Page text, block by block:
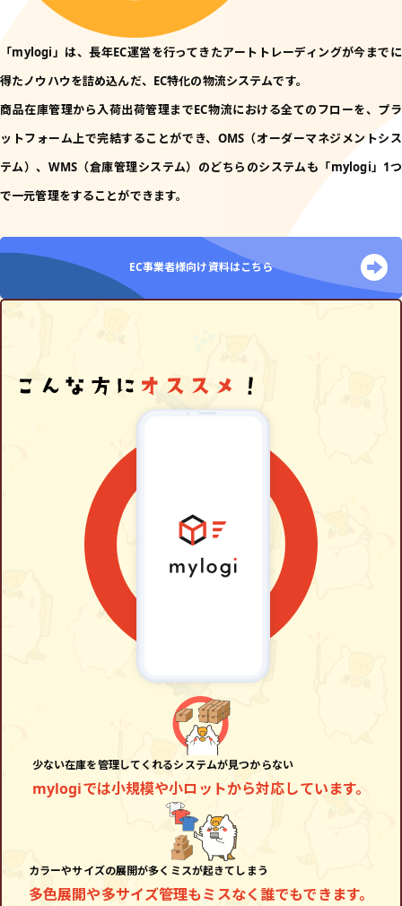
「mylogi」は、長年EC運営を行ってきたアートトレーディングが今までに
得たノウハウを詰め込んだ、EC特化の物流システムです。
商品在庫管理から入荷出荷管理までEC物流における全てのフローを、プラ
ットフォーム上で完結することができ、OMS（オーダーマネジメントシス
テム）、WMS（倉庫管理システム）のどちらのシステムも「mylogi」1つ
で一元管理をすることができます。
EC事業者様向け資料はこちら
少ない在庫を管理してくれるシステムが見つからない
mylogiでは小規模や小ロットから対応しています。
カラーやサイズの展開が多くミスが起きてしまう
多色展開や多サイズ管理もミスなく誰でもできます。